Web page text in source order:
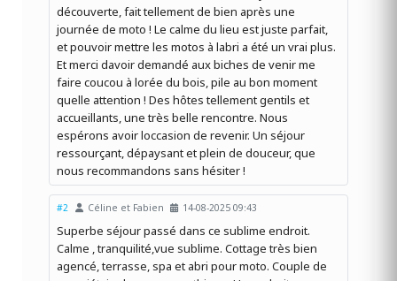
découverte, fait tellement de bien après une
journée de moto ! Le calme du lieu est juste parfait,
et pouvoir mettre les motos à labri a été un vrai plus.
Et merci davoir demandé aux biches de venir me
faire coucou à lorée du bois, pile au bon moment
quelle attention ! Des hôtes tellement gentils et
accueillants, une très belle rencontre. Nous
espérons avoir loccasion de revenir. Un séjour
ressourçant, dépaysant et plein de douceur, que
nous recommandons sans hésiter !
#2 Céline et Fabien 14-08-2025 09:43
Superbe séjour passé dans ce sublime endroit.
Calme , tranquilité,vue sublime. Cottage très bien
agencé, terrasse, spa et abri pour moto. Couple de